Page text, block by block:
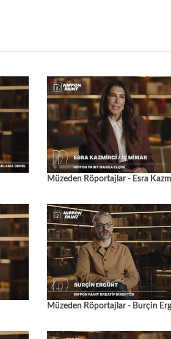
Müzeden Röportajlar - Esra
Müzeden Röportajlar - Burçin